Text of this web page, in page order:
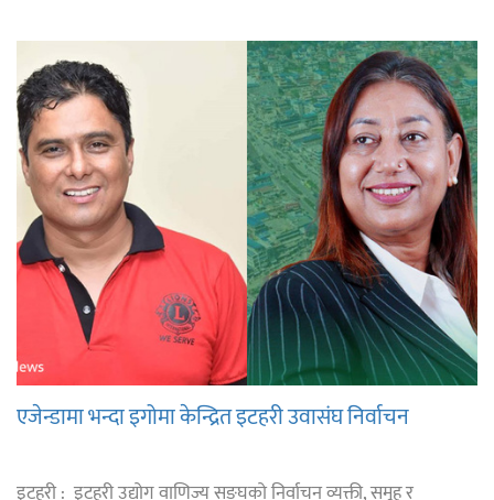
एजेन्डामा भन्दा इगोमा केन्द्रित इटहरी उवासंघ निर्वाचन
इटहरी : इटहरी उद्योग वाणिज्य सङ्घको निर्वाचन व्यक्ती, समूह र